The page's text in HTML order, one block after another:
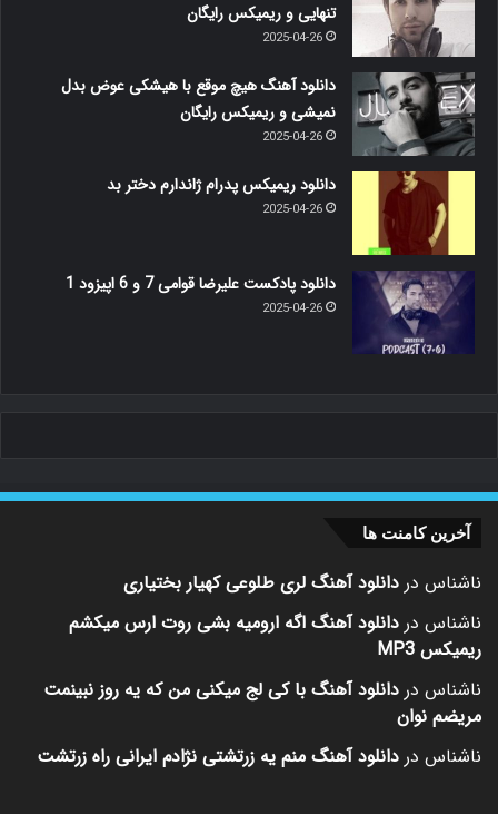
تنهایی و ریمیکس رایگان
2025-04-26
دانلود آهنگ هیچ موقع با هیشکی عوض بدل
نمیشی و ریمیکس رایگان
2025-04-26
دانلود ریمیکس پدرام ژاندارم دختر بد
2025-04-26
دانلود پادکست علیرضا قوامی 7 و 6 اپیزود 1
2025-04-26
آخرین کامنت ها
ناشناس در دانلود آهنگ لری طلوعی کهیار بختیاری
ناشناس در دانلود آهنگ اگه ارومیه بشی روت ارس میکشم
ریمیکس MP3
ناشناس در دانلود آهنگ با کی لج میکنی من که یه روز نبینمت
مریضم نوان
ناشناس در دانلود آهنگ منم یه زرتشتی نژادم ایرانی راه زرتشت